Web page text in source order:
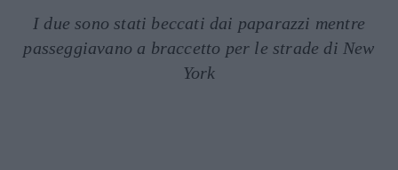
I due sono stati beccati dai paparazzi mentre
passeggiavano a braccetto per le strade di New
York